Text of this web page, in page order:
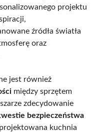
projektu
źródła światła
oraz
jest również
między sprzętem
zdecydowanie
bezpieczeństwa
kuchnia